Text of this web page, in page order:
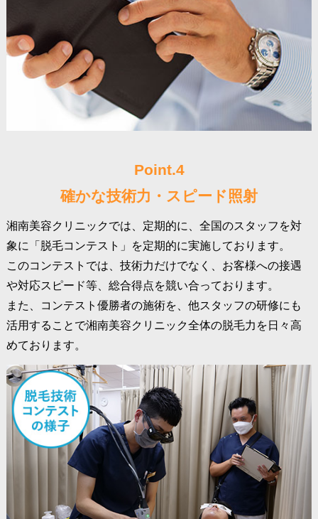
Point.4
確かな技術力・スピード照射
湘南美容クリニックでは、定期的に、全国のスタッフを対
象に「脱毛コンテスト」を定期的に実施しております。
このコンテストでは、技術力だけでなく、お客様への接遇
や対応スピード等、総合得点を競い合っております。
また、コンテスト優勝者の施術を、他スタッフの研修にも
活用することで湘南美容クリニック全体の脱毛力を日々高
めております。